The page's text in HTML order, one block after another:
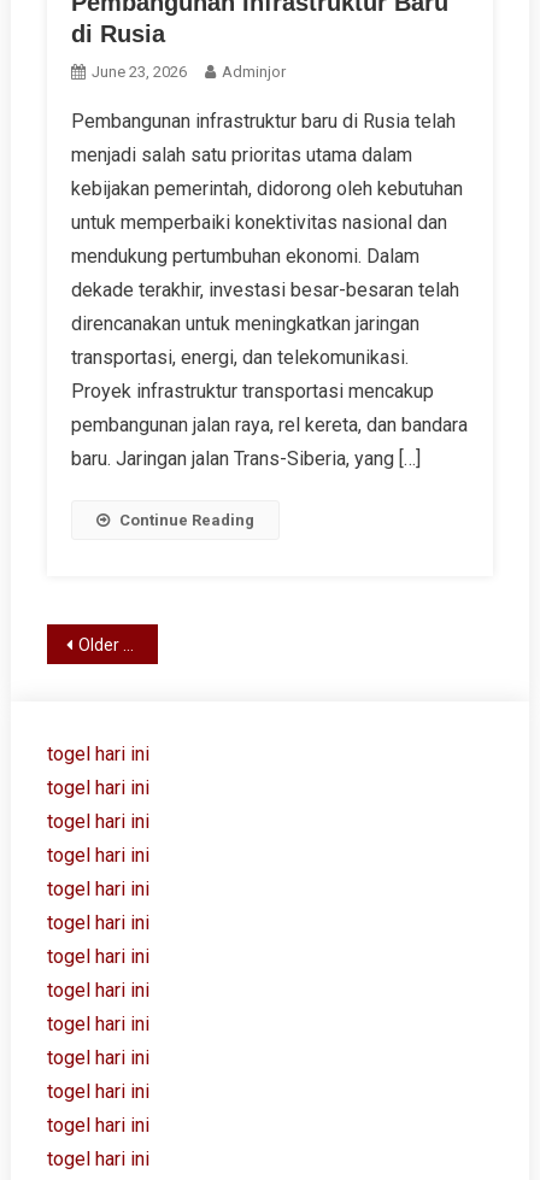
di Rusia
June 23, 2026 Adminjor
Pembangunan infrastruktur baru di Rusia telah
menjadi salah satu prioritas utama dalam
kebijakan pemerintah, didorong oleh kebutuhan
untuk memperbaiki konektivitas nasional dan
mendukung pertumbuhan ekonomi. Dalam
dekade terakhir, investasi besar-besaran telah
direncanakan untuk meningkatkan jaringan
transportasi, energi, dan telekomunikasi.
Proyek infrastruktur transportasi mencakup
pembangunan jalan raya, rel kereta, dan bandara
baru. Jaringan jalan Trans-Siberia, yang […]
Continue Reading
Posts
Older posts
togel hari ini
togel hari ini
togel hari ini
togel hari ini
togel hari ini
togel hari ini
togel hari ini
togel hari ini
togel hari ini
togel hari ini
togel hari ini
togel hari ini
togel hari ini